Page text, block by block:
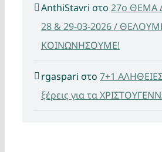
AnthiStavri στο 27ο ΘΕΜΑ
28 & 29-03-2026 /
ΚΟΙΝΩΝΗΣΟΥΜΕ!
rgaspari στο 7+1
ξέρεις για τα